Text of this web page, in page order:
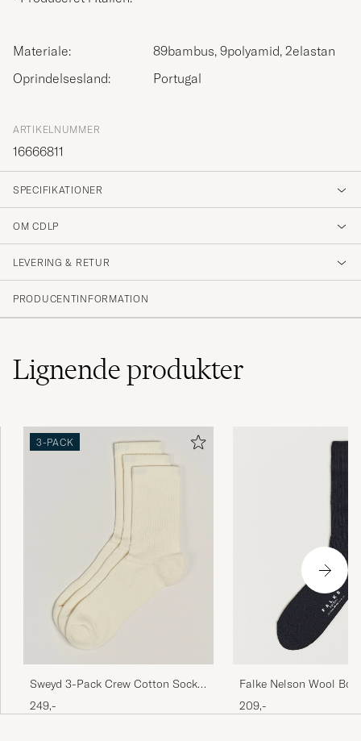
Materiale:
89bambus, 9polyamid, 2elastan
Oprindelsesland:
Portugal
ARTIKELNUMMER
16666811
SPECIFIKATIONER
OM CDLP
LEVERING & RETUR
PRODUCENTINFORMATION
Lignendeprodukter
3-PACK
Sweyd 3-Pack Crew Cotton Socks
White
249,-
Falke Nelson Wool
Dark Navy
209,-